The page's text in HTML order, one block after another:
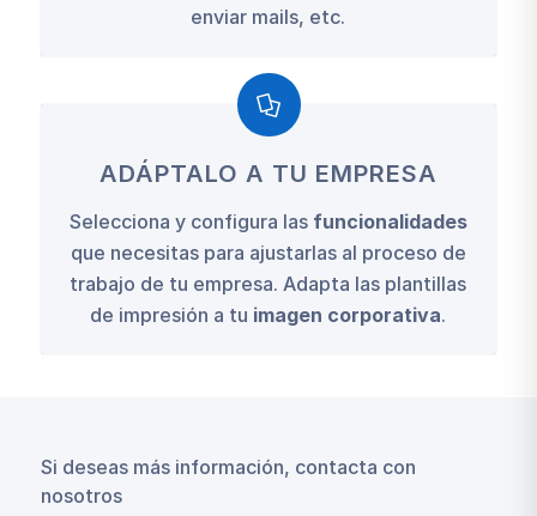
enviar mails, etc.
ADÁPTALO A TU EMPRESA
Selecciona y configura las funcionalidades
que necesitas para ajustarlas al proceso de
trabajo de tu empresa. Adapta las plantillas
de impresión a tu imagen corporativa.
Si deseas más información, contacta con
nosotros